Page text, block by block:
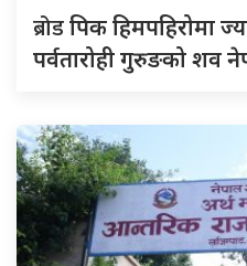
ब्रोडपिक हिमपहिरोमा
पर्वतारोही गुरुङको शव